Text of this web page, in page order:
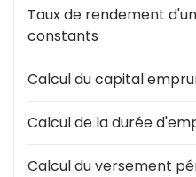
électronique
documents
Recherche
Gestion
Taux de rendement
constants
Calcul du capital
Calcul de la durée
Calcul du versement